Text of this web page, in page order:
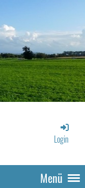
Login
Menü